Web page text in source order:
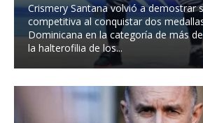
Crismery Santana volvió a demostrar
competitiva al conquistar dos
Dominicana en la categoría de más
la halterofilia de los...